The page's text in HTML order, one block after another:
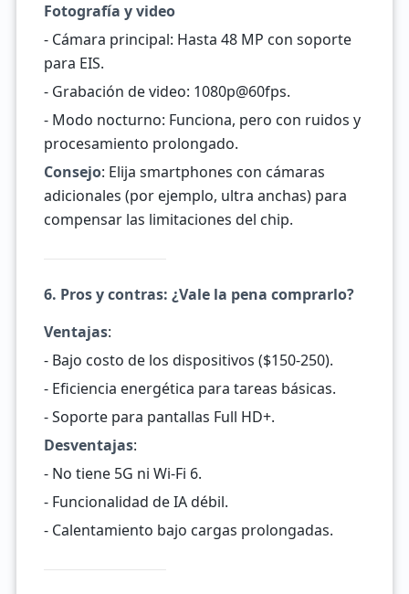
Fotografía y video
- Cámara principal: Hasta 48 MP con soporte
para EIS.
- Grabación de video: 1080p@60fps.
- Modo nocturno: Funciona, pero con ruidos y
procesamiento prolongado.
Consejo: Elija smartphones con cámaras
adicionales (por ejemplo, ultra anchas) para
compensar las limitaciones del chip.
6. Pros y contras: ¿Vale la pena comprarlo?
Ventajas:
- Bajo costo de los dispositivos ($150-250).
- Eficiencia energética para tareas básicas.
- Soporte para pantallas Full HD+.
Desventajas:
- No tiene 5G ni Wi-Fi 6.
- Funcionalidad de IA débil.
- Calentamiento bajo cargas prolongadas.